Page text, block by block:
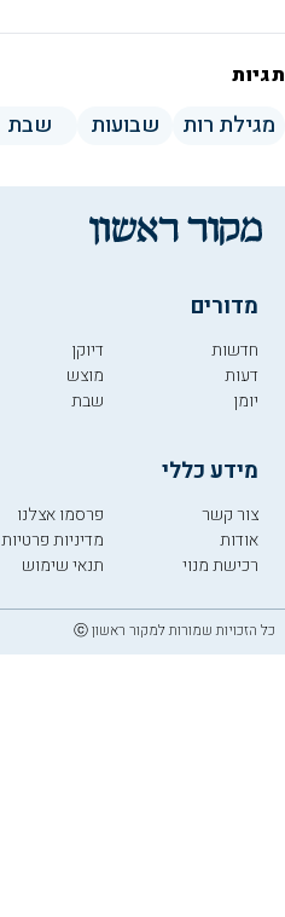
תגיות
מגילת רות שבועות שבת
מדורים
חדשות
דעות
יומן
דיוקן
מוצש
שבת
מידע כללי
צור קשר
אודות
רכישת מנוי
פרסמו אצלנו
מדיניות פרטיות
תנאי שימוש
כל הזכויות שמורות למקור ראשון ⓒ